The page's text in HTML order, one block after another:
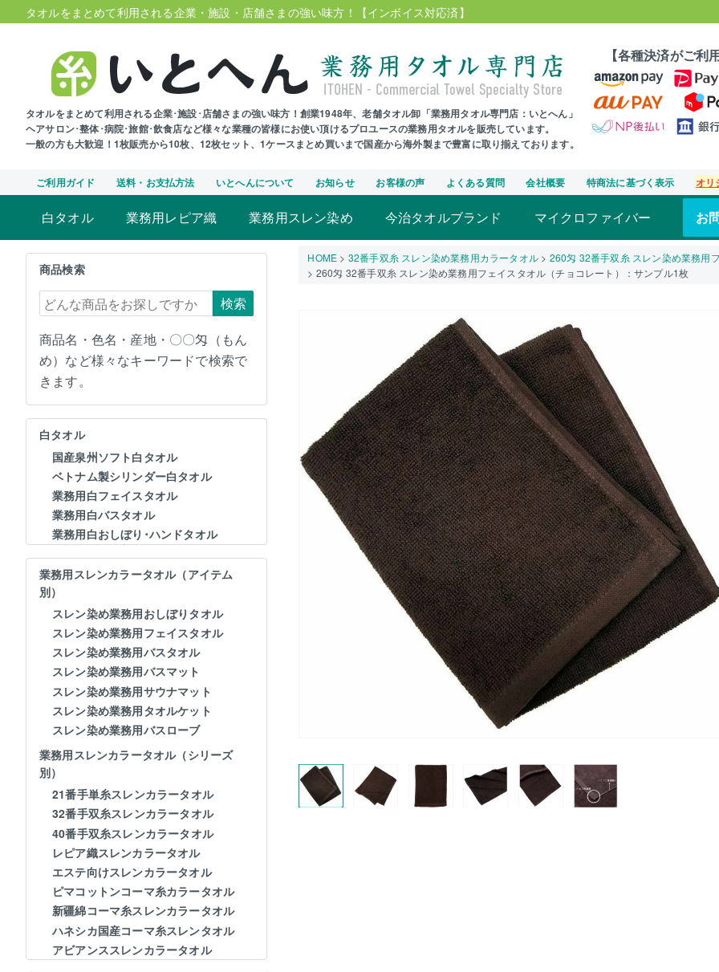
タオルをまとめて利用される企業・施設・店舗さまの強い味方！ 【インボイス対応済】
タオルをまとめて利用される企業･施設･店舗さまの強い味方！創業1948年、老舗タオル卸「業務用タオル専門店：いとへん」
ヘアサロン･整体･病院･旅館･飲食店など様々な業種の皆様にお使い頂けるプロユースの業務用タオルを販売しています。
一般の方も大歓迎！1枚販売から10枚、12枚セット、1ケースまとめ買いまで国産から海外製まで豊富に取り揃えております。
【各種決済がご利
ご利用ガイド 送料・お支払方法 いとへんについて お知らせ お客様の声 よくある質問 会社概要 特商法に基づく表示 オ
白タオル 業務用レピア織 業務用スレン染め 今治タオルブランド マイクロファイバー お
商品検索
検索
商品名・色名・産地・〇〇匁（もん
め）など様々なキーワードで検索で
きます。
白タオル
国産泉州ソフト白タオル
ベトナム製シリンダー白タオル
業務用白フェイスタオル
業務用白バスタオル
業務用白おしぼり･ハンドタオル
業務用スレンカラータオル（アイテム
別）
スレン染め業務用おしぼりタオル
スレン染め業務用フェイスタオル
スレン染め業務用バスタオル
スレン染め業務用バスマット
スレン染め業務用サウナマット
スレン染め業務用タオルケット
スレン染め業務用バスローブ
業務用スレンカラータオル（シリーズ
別）
21番手単糸スレンカラータオル
32番手双糸スレンカラータオル
40番手双糸スレンカラータオル
レピア織スレンカラータオル
エステ向けスレンカラータオル
ピマコットンコーマ糸カラータオル
新疆綿コーマ糸スレンカラータオル
ハネシカ国産コーマ糸スレンタオル
アビアンススレンカラータオル
HOME 32番手双糸 スレン染め業務用カラータオル
260匁 32番手双糸 スレン染め業務用
260匁 32番手双糸 スレン染め業務用フェイスタオル（チョコレート）：サンプル1枚